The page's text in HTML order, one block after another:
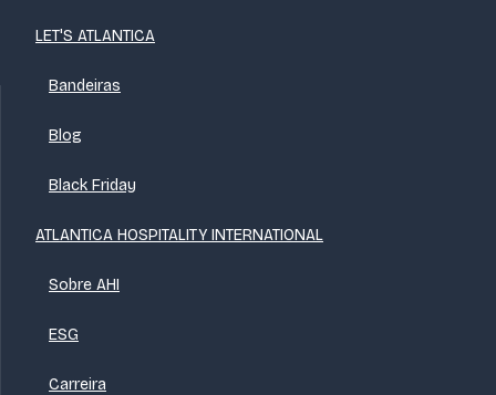
LET'S ATLANTICA
Bandeiras
Blog
Black Friday
ATLANTICA HOSPITALITY INTERNATIONAL
Sobre AHI
ESG
Carreira